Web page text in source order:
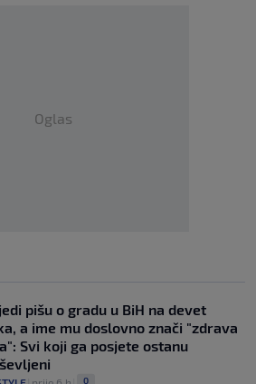
Oglas
pišu o gradu u BiH na devet
a ime mu doslovno znači "zdrava
Svi koji ga posjete ostanu
0